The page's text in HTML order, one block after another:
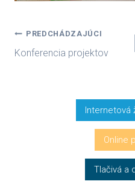
Navigácia
v
PREDCHÁDZAJÚCI
Konferencia projektov
Internetová
Online
Tlačivá a